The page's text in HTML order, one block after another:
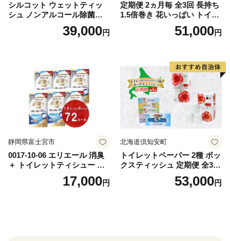
シルコット ウェットティッ
シュ ノンアルコール除菌詰
替（43枚×3P）×24袋 日用品
おもちゃ 拭き取り 手拭き 外
39,000円
定期便 2ヵ月毎 全3回 長持ち
1.5倍巻き 花いっぱい トイレ
ットペーパー ダブル 45ｍ 計
72ロール 全18種 花柄 プリン
ー 消耗品 備蓄 送料無料 北海
道 倶知安町 日用品
51,000円
静岡県富士宮市
0017-10-06 エリエール 消臭
＋ トイレットティシュー し
っかり香るフレッシュクリア
の香り ダブル 12ロール×6パ
17,000円
北海道倶知安町
トイレットペーパー 2種 ボッ
クスティッシュ 定期便 全3
回 日本製 まとめ買い 防災
常備品 日用雑貨 消耗品 生活
53,000円